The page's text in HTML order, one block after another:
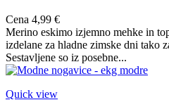
Cena 4,99 €
Merino eskimo izjemno mehke in
izdelane za hladne zimske dni tako
Sestavljene so iz posebne...
Quick view